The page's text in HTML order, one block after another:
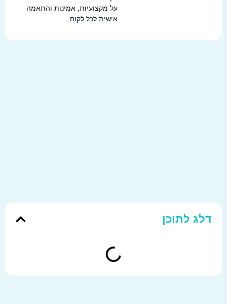
על מקצועיות, אמינות והתאמה
אישית לכל לקוח.
לתוכן